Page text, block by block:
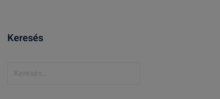
Keresés